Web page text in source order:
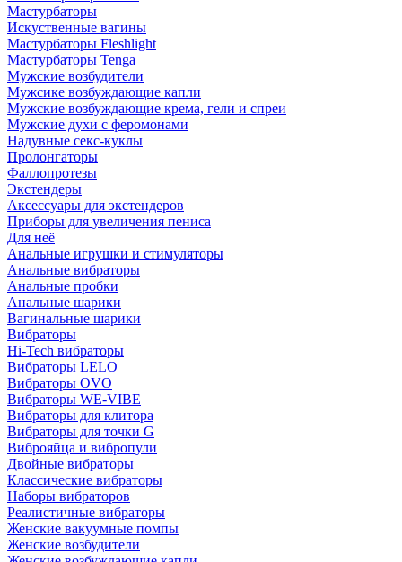
Мастурбаторы
Искуственные вагины
Мастурбаторы Fleshlight
Мастурбаторы Tenga
Мужские возбудители
Мужсике возбуждающие капли
Мужские возбуждающие крема, гели и спреи
Мужские духи с феромонами
Надувные секс-куклы
Пролонгаторы
Фаллопротезы
Экстендеры
Аксессуары для экстендеров
Приборы для увеличения пениса
Для неё
Анальные игрушки и стимуляторы
Анальные вибраторы
Анальные пробки
Анальные шарики
Вагинальные шарики
Вибраторы
Hi-Tech вибраторы
Вибраторы LELO
Вибраторы OVO
Вибраторы WE-VIBE
Вибраторы для клитора
Вибраторы для точки G
Виброяйца и вибропули
Двойные вибраторы
Классические вибраторы
Наборы вибраторов
Реалистичные вибраторы
Женские вакуумные помпы
Женские возбудители